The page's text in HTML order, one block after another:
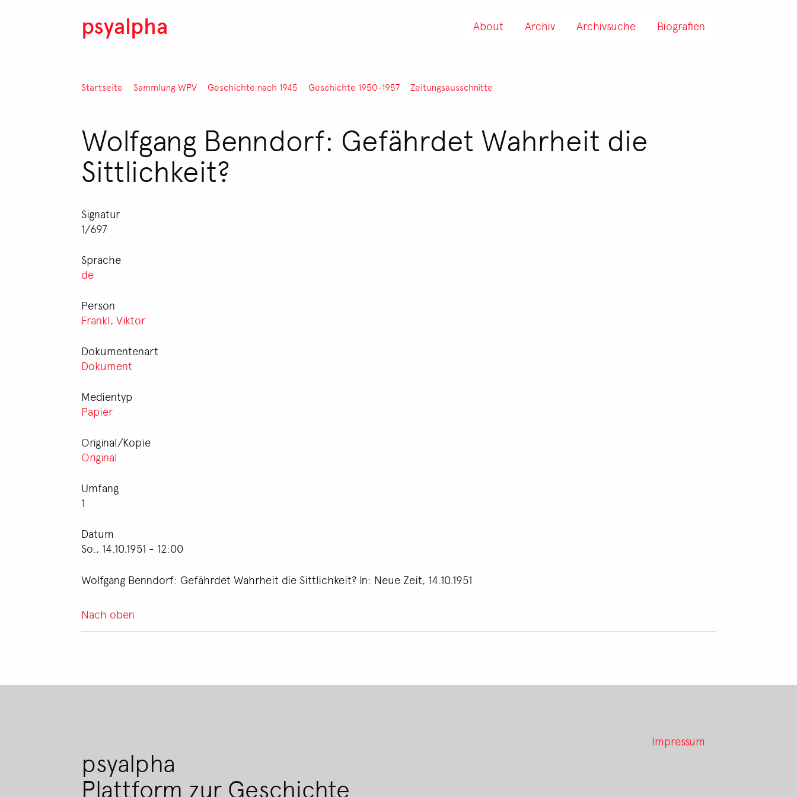
psyalpha About Archiv Archivsuche Biografien
Pfadnavigation
Startseite Sammlung WPV Geschichte nach 1945 Geschichte 1950-1957 Zeitungsausschnitte
Wolfgang Benndorf: Gefährdet Wahrheit die
Sittlichkeit?
Signatur
1/697
Sprache
de
Person
Frankl, Viktor
Dokumentenart
Dokument
Medientyp
Papier
Original/Kopie
Original
Umfang
1
Datum
So., 14.10.1951 - 12:00
Wolfgang Benndorf: Gefährdet Wahrheit die Sittlichkeit? In: Neue Zeit, 14.10.1951
Nach oben
psyalpha
Plattform zur Geschichte
Impressum